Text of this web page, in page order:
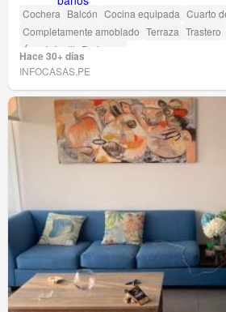
Cochera Balcón Cocina equipada Cuarto
Completamente amoblado Terraza Trastero
Área infantil Barbacoa
Hace 30+ días
INFOCASAS.PE